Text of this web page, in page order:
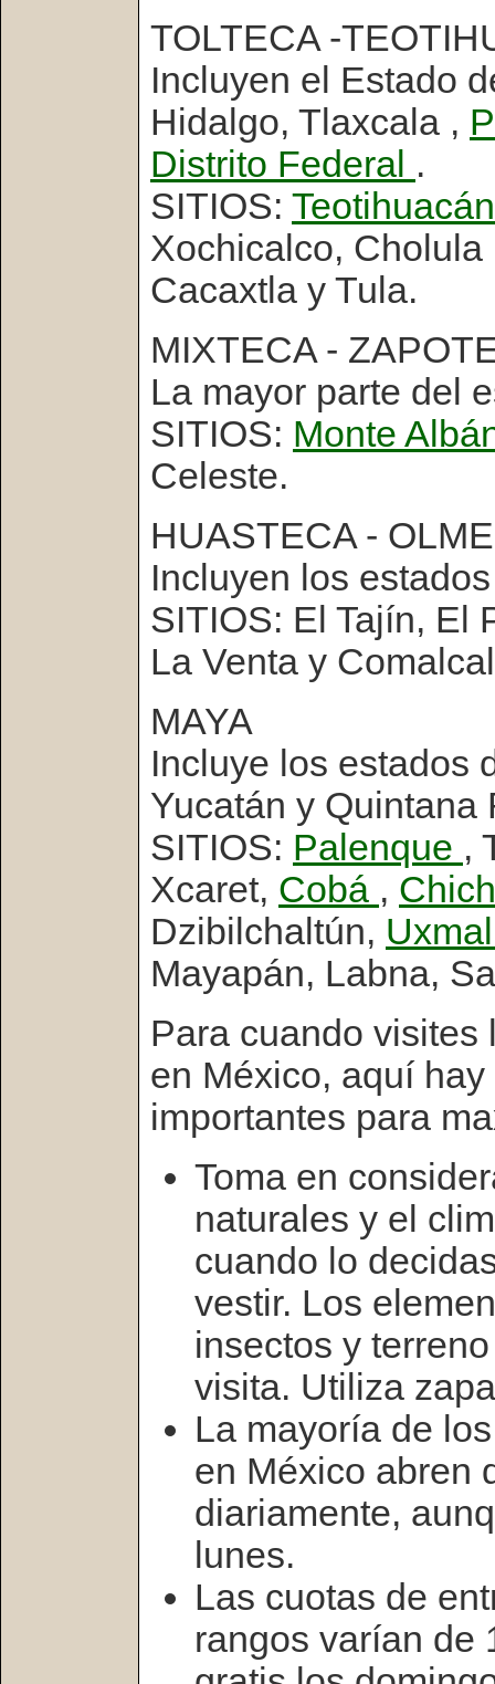
TOLTECA -
Incluyen el Estado
Hidalgo, Tlaxcala ,
Distrito Federal .
SITIOS:
Xochicalco,
Cacaxtla y Tula.
MIXTECA -
La mayor parte del
SITIOS: Monte
Celeste.
HUASTECA -
Incluyen los
SITIOS: El Tajín, El
La Venta y
MAYA
Incluye los estados
Yucatán y Quintana
SITIOS: Palenque ,
Xcaret, Cobá ,
Dzibilchaltún,
Mayapán, Labna,
Para cuando visites
en México, aquí
importantes para
Toma en
naturales y el
cuando lo
vestir. Los
insectos y
visita. Utiliza
La mayoría de
en México abren
diariamente,
lunes.
Las cuotas de
rangos varían de